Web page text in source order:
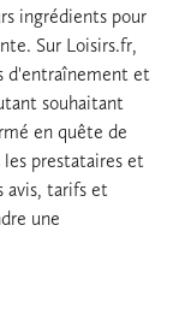
ingrédients pour
Sur Loisirs.fr,
d'entraînement et
souhaitant
en quête de
prestataires et
avis, tarifs et
une